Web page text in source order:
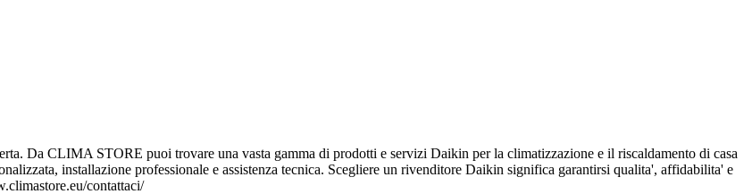
Da CLIMA STORE puoi trovare una vasta gamma di prodotti e servizi Daikin per la climatizzazione e il riscaldamento di casa
installazione professionale e assistenza tecnica. Scegliere un rivenditore Daikin significa garantirsi qualita', affidabilita' e
contattaci/